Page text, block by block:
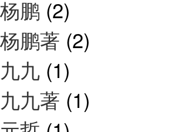
杨鹏 (2)
杨鹏著 (2)
九九 (1)
九九著 (1)